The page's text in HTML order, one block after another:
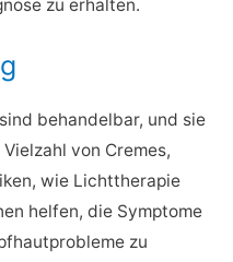
zu erhalten.
behandelbar, und sie
von Cremes,
wie Lichttherapie
helfen, die Symptome
zu